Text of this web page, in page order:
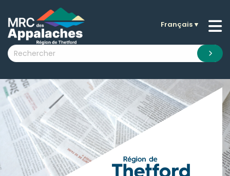
submenu (La MRC )
submenu (Citoyens )
submenu (Visiteurs )
submenu (Nouvelles )
submenu (Documentation )
Français▼